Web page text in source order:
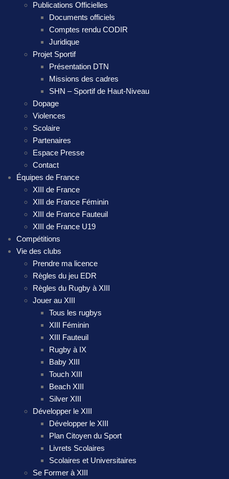
Publications Officielles
Documents officiels
Comptes rendu CODIR
Juridique
Projet Sportif
Présentation DTN
Missions des cadres
SHN – Sportif de Haut-Niveau
Dopage
Violences
Scolaire
Partenaires
Espace Presse
Contact
Équipes de France
XIII de France
XIII de France Féminin
XIII de France Fauteuil
XIII de France U19
Compétitions
Vie des clubs
Prendre ma licence
Règles du jeu EDR
Règles du Rugby à XIII
Jouer au XIII
Tous les rugbys
XIII Féminin
XIII Fauteuil
Rugby à IX
Baby XIII
Touch XIII
Beach XIII
Silver XIII
Développer le XIII
Développer le XIII
Plan Citoyen du Sport
Livrets Scolaires
Scolaires et Universitaires
Se Former à XIII